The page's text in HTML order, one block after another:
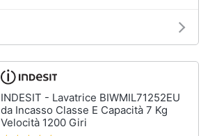
INDESIT - Lavatrice BIWMIL71252EU
da Incasso Classe E Capacità 7 Kg
Velocità 1200 Giri